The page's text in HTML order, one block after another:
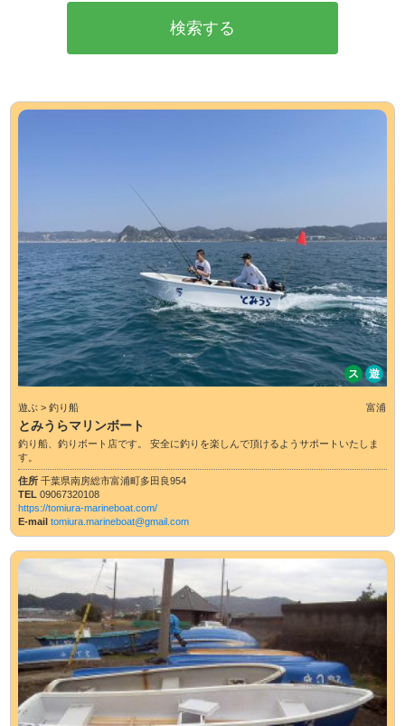
ス 遊
遊ぶ > 釣り船 富浦
とみうらマリンボート
釣り船、釣りボート店です。 安全に釣りを楽しんで頂けるようサポートいたしま
す。
住所千葉県南房総市富浦町多田良954
TEL09067320108
https://tomiura-marineboat.com/
E-mailtomiura.marineboat@gmail.com